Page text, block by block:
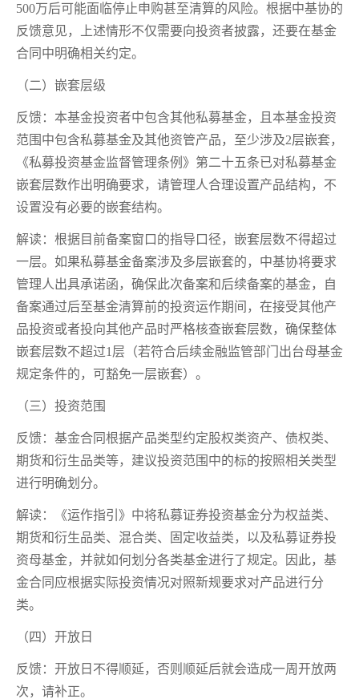
500万后可能面临停止申购甚至清算的风险。根据中基协的
反馈意见，上述情形不仅需要向投资者披露，还要在基金
合同中明确相关约定。
（二）嵌套层级
反馈：本基金投资者中包含其他私募基金，且本基金投资
范围中包含私募基金及其他资管产品，至少涉及2层嵌套，
《私募投资基金监督管理条例》第二十五条已对私募基金
嵌套层数作出明确要求，请管理人合理设置产品结构，不
设置没有必要的嵌套结构。
解读：根据目前备案窗口的指导口径，嵌套层数不得超过
一层。如果私募基金备案涉及多层嵌套的，中基协将要求
管理人出具承诺函，确保此次备案和后续备案的基金，自
备案通过后至基金清算前的投资运作期间，在接受其他产
品投资或者投向其他产品时严格核查嵌套层数，确保整体
嵌套层数不超过1层（若符合后续金融监管部门出台母基金
规定条件的，可豁免一层嵌套）。
（三）投资范围
反馈：基金合同根据产品类型约定股权类资产、债权类、
期货和衍生品类等，建议投资范围中的标的按照相关类型
进行明确划分。
解读：《运作指引》中将私募证券投资基金分为权益类、
期货和衍生品类、混合类、固定收益类，以及私募证券投
资母基金，并就如何划分各类基金进行了规定。因此，基
金合同应根据实际投资情况对照新规要求对产品进行分
类。
（四）开放日
反馈：开放日不得顺延，否则顺延后就会造成一周开放两
次，请补正。